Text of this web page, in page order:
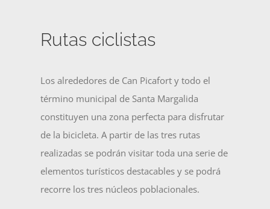
Rutas ciclistas
Los alrededores de Can Picafort y todo el
término municipal de Santa Margalida
constituyen una zona perfecta para disfrutar
de la bicicleta. A partir de las tres rutas
realizadas se podrán visitar toda una serie de
elementos turísticos destacables y se podrá
recorre los tres núcleos poblacionales.